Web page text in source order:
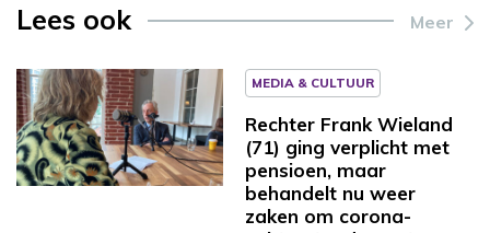
Lees ook Meer
MEDIA & CULTUUR
Rechter Frank Wieland
(71) ging verplicht met
pensioen, maar
behandelt nu weer
zaken om corona-